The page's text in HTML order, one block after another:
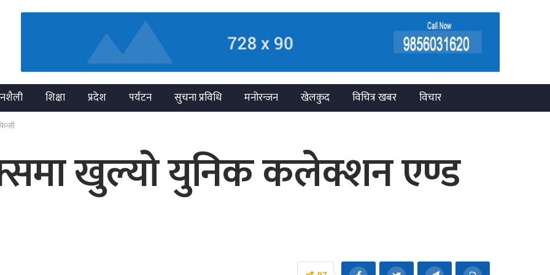
शिक्षा प्रदेश पर्यटन सुचना प्रविधि मनोरन्जन खेलकुद विचित्र खबर
विचार
खुल्यो युनिक कलेक्शन एण्ड